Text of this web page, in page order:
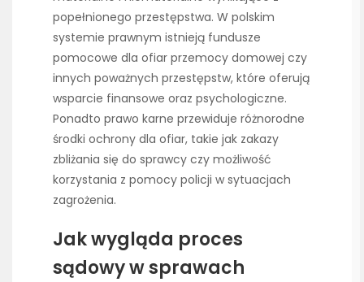
popełnionego przestępstwa. W polskim
systemie prawnym istnieją fundusze
pomocowe dla ofiar przemocy domowej czy
innych poważnych przestępstw, które oferują
wsparcie finansowe oraz psychologiczne.
Ponadto prawo karne przewiduje różnorodne
środki ochrony dla ofiar, takie jak zakazy
zbliżania się do sprawcy czy możliwość
korzystania z pomocy policji w sytuacjach
zagrożenia.
Jak wygląda proces
sądowy w sprawach